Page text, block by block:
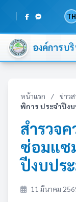
TH
องค์การบ
หน้าแรก / ข่าว
พิการ ประจำปีงบ
สำรวจ
ซ่อมแซ
ปีงบปร
11 มีนาคม